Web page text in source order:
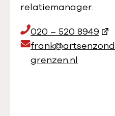
relatiemanager.
T
e
l
020 – 520 8949
E
m
grenzen.nl